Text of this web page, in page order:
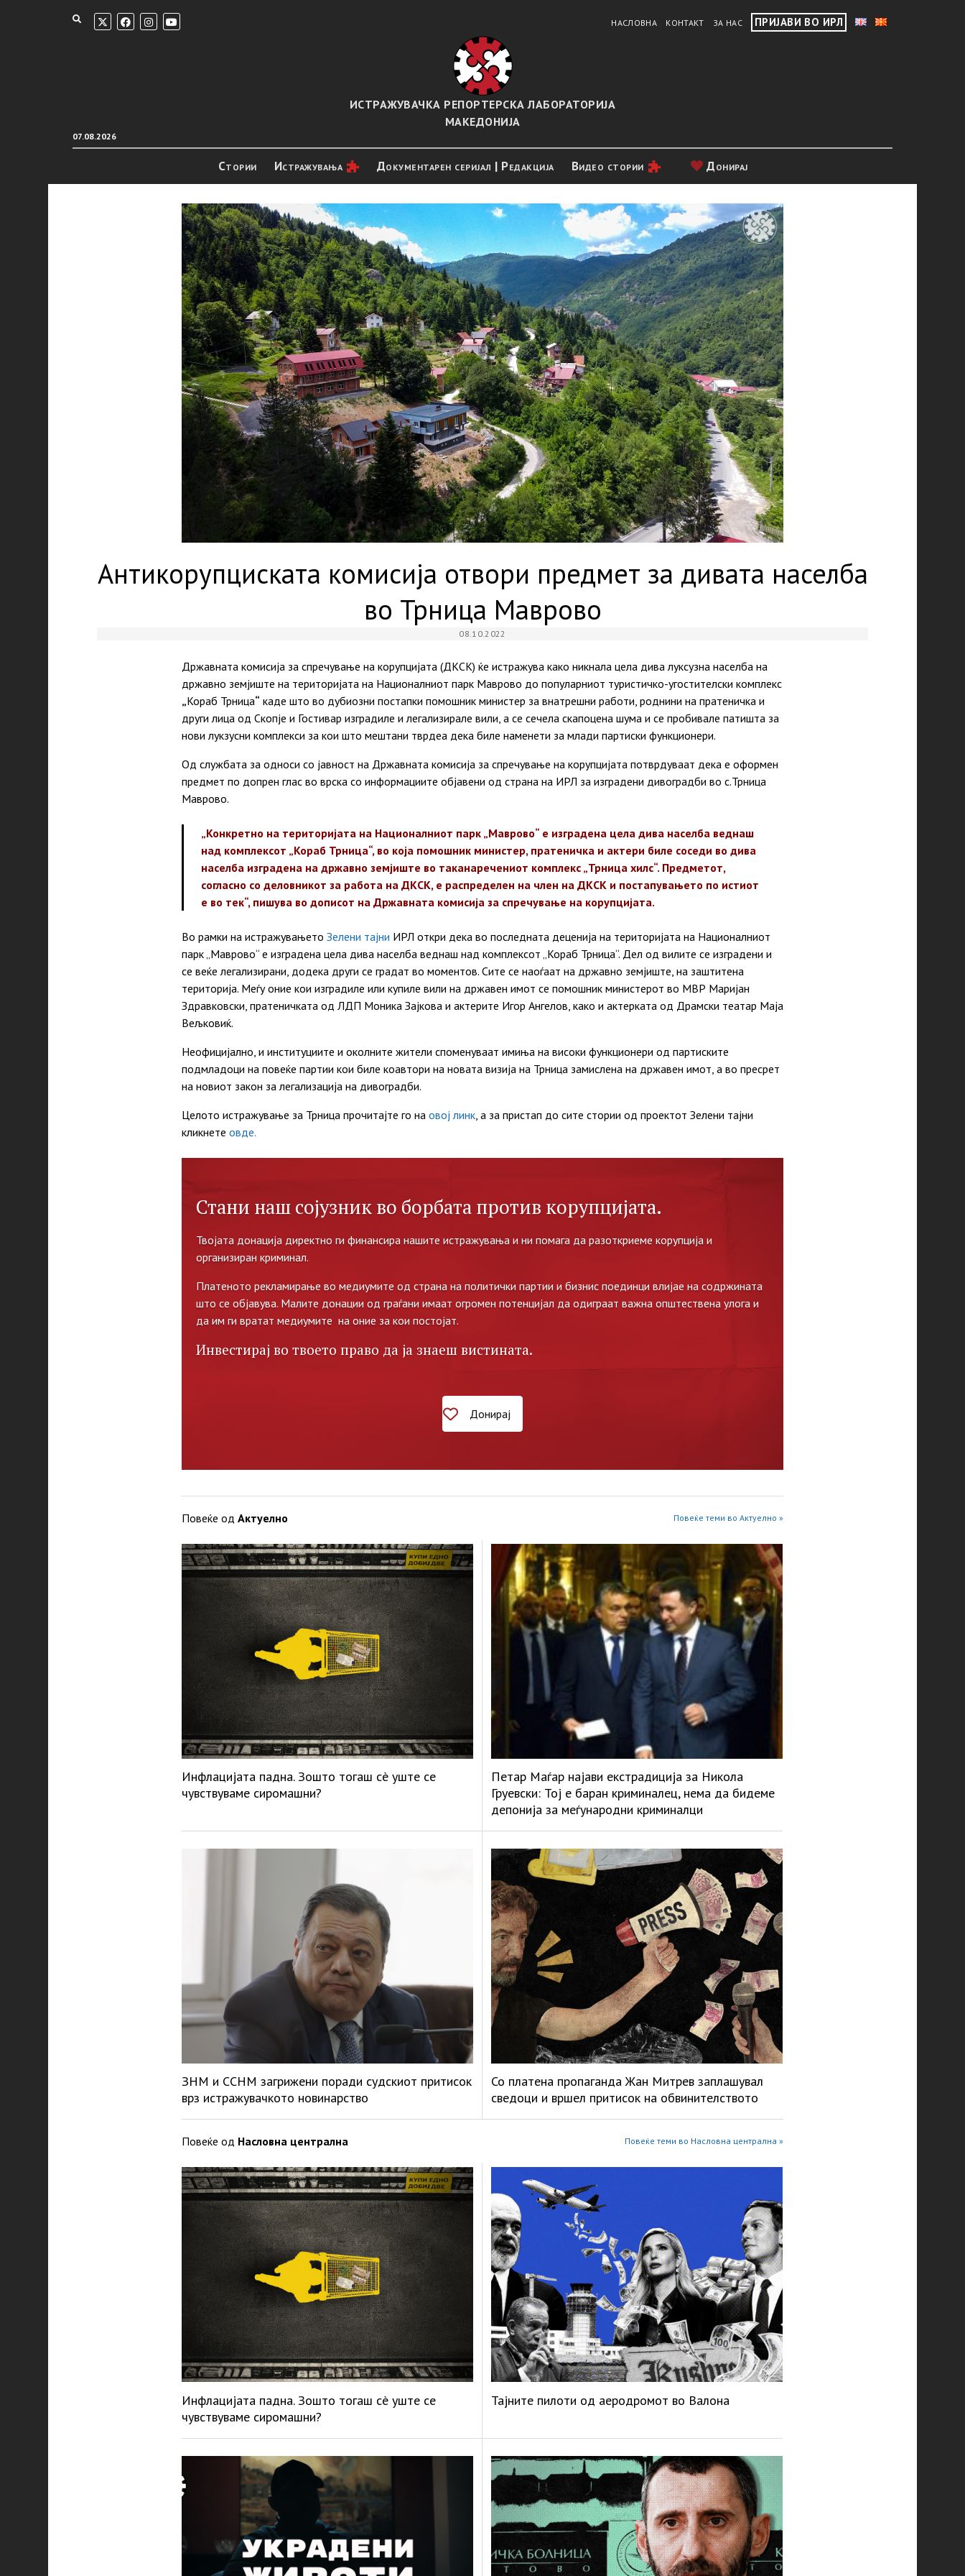
НАСЛОВНА КОНТАКТ ЗА НАС ПРИЈАВИ ВО ИРЛ
07.08.2026
ИСТРАЖУВАЧКА РЕПОРТЕРСКА ЛАБОРАТОРИЈА
МАКЕДОНИЈА
Стории Истражувањa Документарен серијал | Редакција Видео стории Донирај
Антикорупциската комисија отвори предмет за дивата населба
во Трница Маврово
08.10.2022
Државната комисија за спречување на корупцијата (ДКСК) ќе истражува како никнала цела дива луксузна населба на
државно земјиште на територијата на Националниот парк Маврово до популарниот туристичко-угостителски комплекс
„Кораб Трница“ каде што во дубиозни постапки помошник министер за внатрешни работи, роднини на пратеничка и
други лица од Скопје и Гостивар изградиле и легализирале вили, а се сечела скапоцена шума и се пробивале патишта за
нови лукзусни комплекси за кои што мештани тврдеа дека биле наменети за млади партиски функционери.
Од службата за односи со јавност на Државната комисија за спречување на корупцијата потврдуваат дека е оформен
предмет по допрен глас во врска со информациите објавени од страна на ИРЛ за изградени дивоградби во с.Трница
Маврово.
„Конкретно на територијата на Националниот парк „Маврово“ е изградена цела дива населба веднаш
над комплексот „Кораб Трница“, во која помошник министер, пратеничка и актери биле соседи во дива
населба изградена на државно земјиште во таканаречениот комплекс „Трница хилс“. Предметот,
согласно со деловникот за работа на ДКСК, е распределен на член на ДКСК и постапувањето по истиот
е во тек“, пишува во дописот на Државната комисија за спречување на корупцијата.
Во рамки на истражувањето Зелени тајни ИРЛ откри дека во последната деценија на територијата на Националниот
парк „Маврово“ е изградена цела дива населба веднаш над комплексот „Кораб Трница“. Дел од вилите се изградени и
се веќе легализирани, додека други се градат во моментов. Сите се наоѓаат на државно земјиште, на заштитена
територија. Меѓу оние кои изградиле или купиле вили на државен имот се помошник министерот во МВР Маријан
Здравковски, пратеничката од ЛДП Моника Зајкова и актерите Игор Ангелов, како и актерката од Драмски театар Маја
Вељковиќ.
Неофицијално, и институциите и околните жители споменуваат имиња на високи функционери од партиските
подмладоци на повеќе партии кои биле коавтори на новата визија на Трница замислена на државен имот, а во пресрет
на новиот закон за легализација на дивоградби.
Целото истражување за Трница прочитајте го на овој линк, а за пристап до сите стории од проектот Зелени тајни
кликнете овде.
Стани наш сојузник во борбата против корупцијата.
Твојата донација директно ги финансира нашите истражувања и ни помага да разоткриеме корупција и
организиран криминал.
Платеното рекламирање во медиумите од страна на политички партии и бизнис поединци влијае на содржината
што се објавува. Малите донации од граѓани имаат огромен потенцијал да одиграат важна општествена улога и
да им ги вратат медиумите на оние за кои постојат.
Инвестирај во твоето право да ја знаеш вистината.
Донирај
Повеќе од Актуелно Повеќе теми во Актуелно »
Инфлацијата падна. Зошто тогаш сè уште се
чувствуваме сиромашни?
Петар Маѓар најави екстрадиција за Никола
Груевски: Тој е баран криминалец, нема да бидеме
депонија за меѓународни криминалци
ЗНМ и ССНМ загрижени поради судскиот притисок
врз истражувачкото новинарство
Со платена пропаганда Жан Митрев заплашувал
сведоци и вршел притисок на обвинителството
Повеќе од Насловна централна Повеќе теми во Насловна централна »
Инфлацијата падна. Зошто тогаш сè уште се
чувствуваме сиромашни?
Тајните пилоти од аеродромот во Валона